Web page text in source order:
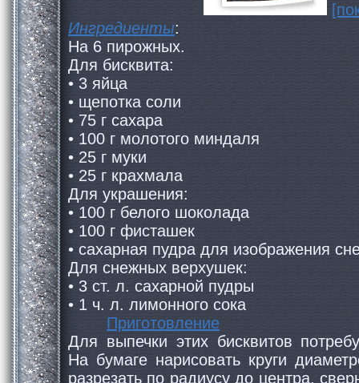
Ингредиенты:
На 6 пирожных.
Для бисквита:
• 3 яйца
• щепотка соли
• 75 г сахара
• 100 г молотого миндаля
• 25 г муки
• 25 г крахмала
Для украшения:
• 100 г белого шоколада
• 100 г фисташек
• сахарная пудра для изображения
Для снежных верхушек:
• 3 ст. л. сахарной пудры
• 1 ч. л. лимонного сока
Приготовление
Для выпечки этих бисквитов
На бумаге нарисовать круги
разрезать по радиусу до центра,